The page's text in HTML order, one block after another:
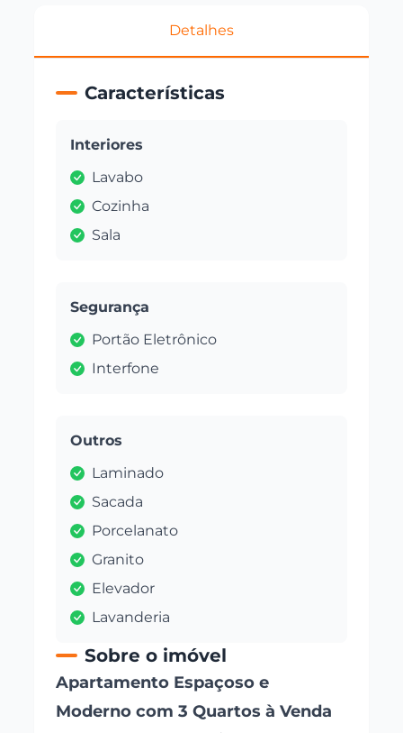
Detalhes
Características
Interiores
Lavabo
Cozinha
Sala
Segurança
Portão Eletrônico
Interfone
Outros
Laminado
Sacada
Porcelanato
Granito
Elevador
Lavanderia
Sobre o imóvel
Apartamento Espaçoso e
Moderno com 3 Quartos à Venda